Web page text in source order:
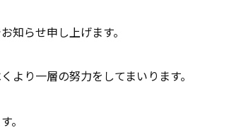
知らせ申し上げます。
より一層の努力をしてまいります。
。